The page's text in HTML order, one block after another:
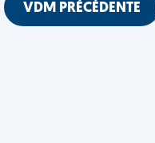
VDM PRÉCÉDENTE